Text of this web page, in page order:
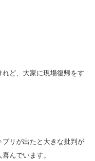
ど、大家に現場復帰をす
リが出たと大きな批判が
んでいます。